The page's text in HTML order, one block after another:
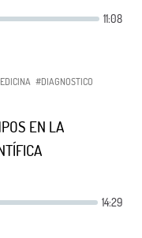
#DIAGNOSTICO
EN LA